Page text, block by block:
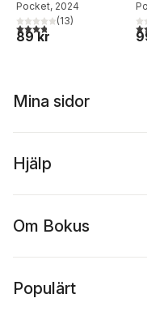
Pocket, 2024
3,8utav 5 stjärnor. Totalt
(13)
89 kr
Mina sidor
Hjälp
Om Bokus
Populärt